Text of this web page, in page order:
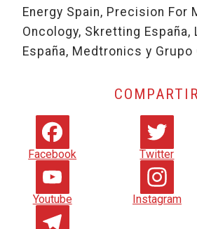
Energy Spain, Precision For
Oncology, Skretting España,
España, Medtronics y Grupo
COMPARTIR
Facebook Twitter
Youtube Instagram